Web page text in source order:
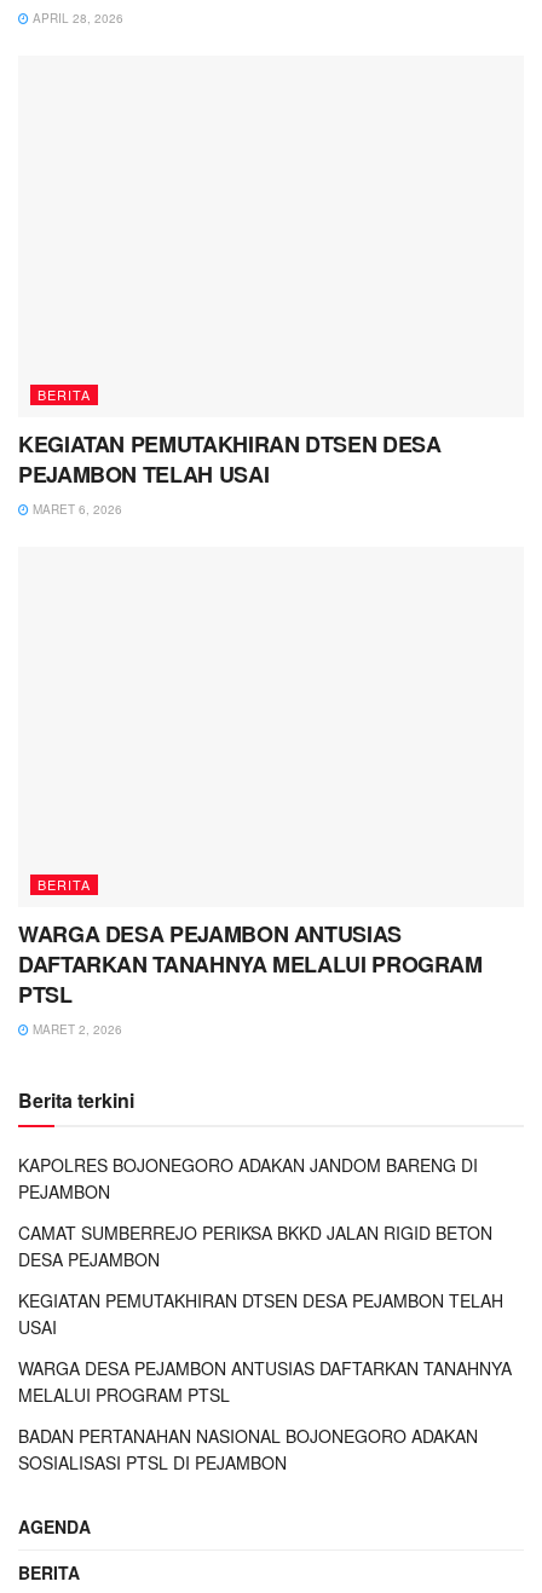
APRIL 28, 2026
BERITA
KEGIATAN PEMUTAKHIRAN DTSEN DESA
PEJAMBON TELAH USAI
MARET 6, 2026
BERITA
WARGA DESA PEJAMBON ANTUSIAS
DAFTARKAN TANAHNYA MELALUI PROGRAM
PTSL
MARET 2, 2026
Berita terkini
KAPOLRES BOJONEGORO ADAKAN JANDOM BARENG DI
PEJAMBON
CAMAT SUMBERREJO PERIKSA BKKD JALAN RIGID BETON
DESA PEJAMBON
KEGIATAN PEMUTAKHIRAN DTSEN DESA PEJAMBON TELAH
USAI
WARGA DESA PEJAMBON ANTUSIAS DAFTARKAN TANAHNYA
MELALUI PROGRAM PTSL
BADAN PERTANAHAN NASIONAL BOJONEGORO ADAKAN
SOSIALISASI PTSL DI PEJAMBON
AGENDA
BERITA